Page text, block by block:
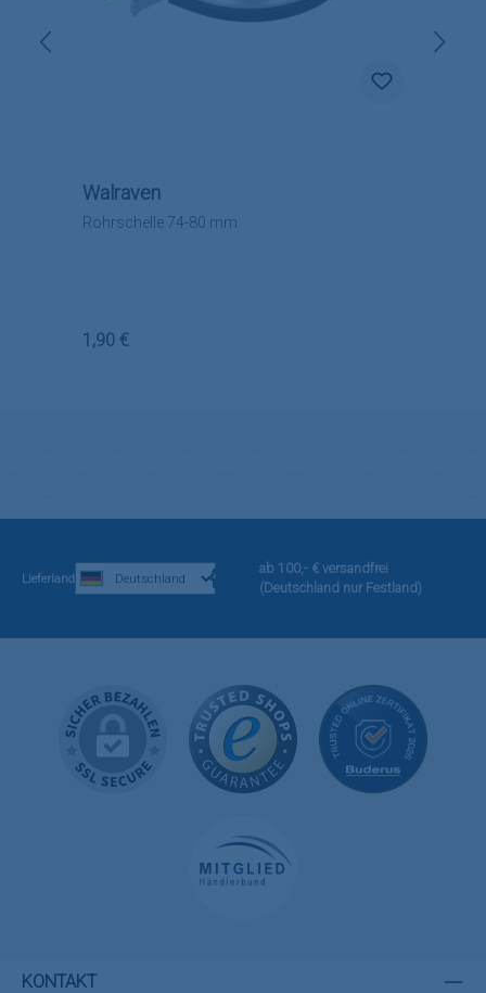
Rohrschelle 74-80 mm
Walraven
Regulärer Preis:
1,90 €
Lieferland
ab 100,- € versandfrei
(Deutschland nur Festland)
KONTAKT